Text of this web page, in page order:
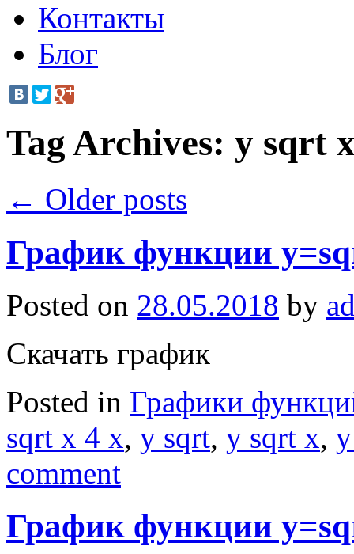
Контакты
Блог
Tag Archives: y sqrt
← Older posts
График функции
Posted on 28.05.2018 by
Скачать график
Posted in Графики
sqrt x 4 x, y sqrt, y sqrt x,
comment
График функции